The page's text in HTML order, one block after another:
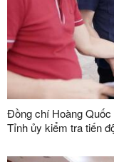
Đồng chí Hoàng
Tỉnh ủy kiểm tra tiến